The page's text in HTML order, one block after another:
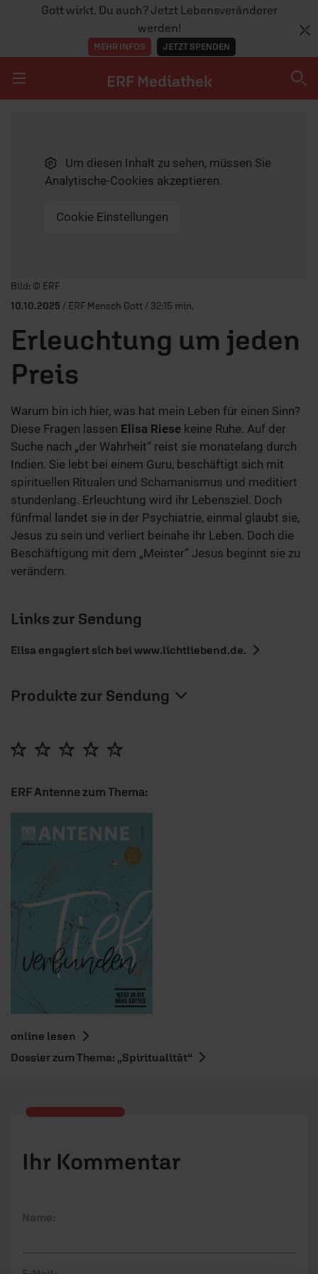
Gott wirkt. Du auch? Jetzt Lebensveränderer
werden!
MEHR INFOS JETZT SPENDEN
ERF Mediathek
SENDUNGEN A-ZUm diesen Inhalt zu sehen, müssen Sie
Analytische-Cookies akzeptieren.
Cookie Einstellungen
Player starten/anhalten
Bild: © ERF
10.10.2025 / ERF Mensch Gott / 32:15 min.
Erleuchtung um jeden
Preis
Warum bin ich hier, was hat mein Leben für einen Sinn?
Diese Fragen lassen Elisa Riese keine Ruhe. Auf der
Suche nach „der Wahrheit“ reist sie monatelang durch
Indien. Sie lebt bei einem Guru, beschäftigt sich mit
spirituellen Ritualen und Schamanismus und meditiert
stundenlang. Erleuchtung wird ihr Lebensziel. Doch
fünfmal landet sie in der Psychiatrie, einmal glaubt sie,
Jesus zu sein und verliert beinahe ihr Leben. Doch die
Beschäftigung mit dem „Meister“ Jesus beginnt sie zu
verändern.
Links zur Sendung
Elisa engagiert sich bei www.lichtliebend.de.
Produkte zur Sendung
ERF Antenne zum Thema:
online lesen
Dossier zum Thema: „Spiritualität“
Ihr Kommentar
Name: